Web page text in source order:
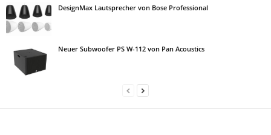
DesignMax Lautsprecher von Bose Professional
Neuer Subwoofer PS W-112 von Pan Acoustics